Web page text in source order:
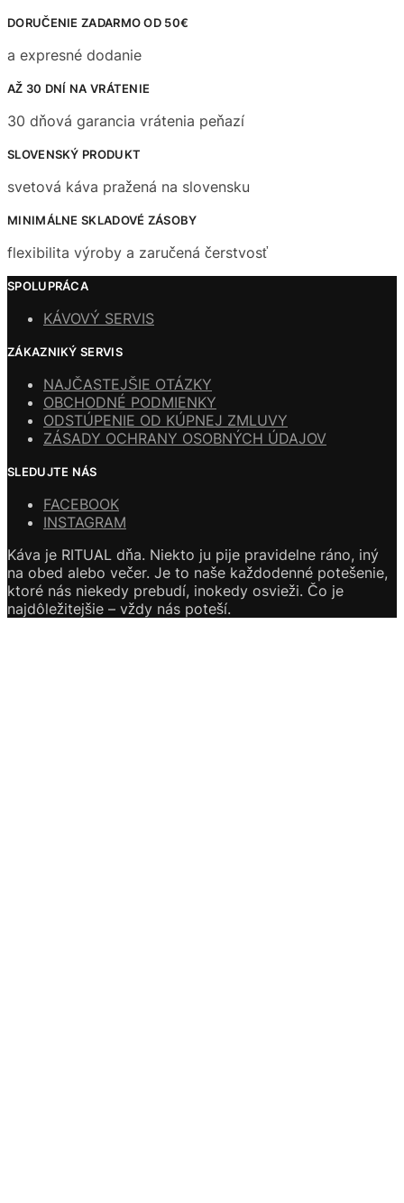
DORUČENIE ZADARMO OD 50€
a expresné dodanie
AŽ 30 DNÍ NA VRÁTENIE
30 dňová garancia vrátenia peňazí
SLOVENSKÝ PRODUKT
svetová káva pražená na slovensku
MINIMÁLNE SKLADOVÉ ZÁSOBY
flexibilita výroby a zaručená čerstvosť
SPOLUPRÁCA
KÁVOVÝ SERVIS
ZÁKAZNIKÝ SERVIS
NAJČASTEJŠIE OTÁZKY
OBCHODNÉ PODMIENKY
ODSTÚPENIE OD KÚPNEJ ZMLUVY
ZÁSADY OCHRANY OSOBNÝCH ÚDAJOV
SLEDUJTE NÁS
FACEBOOK
INSTAGRAM
Káva je RITUAL dňa. Niekto ju pije pravidelne ráno, iný
na obed alebo večer. Je to naše každodenné potešenie,
ktoré nás niekedy prebudí, inokedy osvieži. Čo je
najdôležitejšie – vždy nás poteší.